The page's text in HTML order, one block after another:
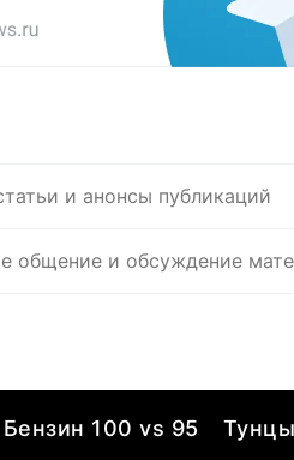
и анонсы публикаций
общение и обсуждение
Бензин 100 vs 95